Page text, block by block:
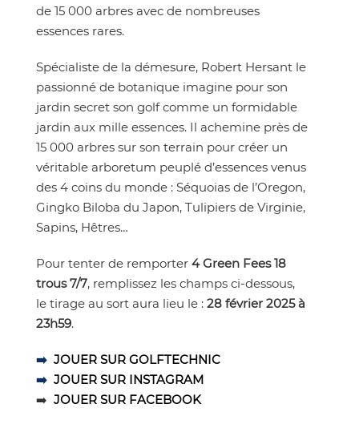
de 15 000 arbres avec de nombreuses
essences rares.
Spécialiste de la démesure, Robert Hersant le
passionné de botanique imagine pour son
jardin secret son golf comme un formidable
jardin aux mille essences. Il achemine près de
15 000 arbres sur son terrain pour créer un
véritable arboretum peuplé d’essences venus
des 4 coins du monde : Séquoias de l’Oregon,
Gingko Biloba du Japon, Tulipiers de Virginie,
Sapins, Hêtres…
Pour tenter de remporter4 Green Fees 18
trous 7/7, remplissez les champs ci-dessous,
le tirage au sort aura lieu le :28 février 2025 à
23h59.
➡️JOUER SUR GOLFTECHNIC
➡️JOUER SUR INSTAGRAM
➡️JOUER SUR FACEBOOK